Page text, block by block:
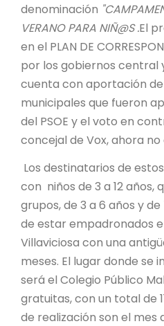
denominación
VERANO PARA NIÑ@S .El
en el PLAN DE
por los gobiernos central
cuenta con aportación
municipales que fueron
del PSOE y el voto en
concejal de Vox, ahora
Los destinatarios de
con niños de 3 a 12 años,
grupos, de 3 a 6 años y
de estar empadronados
Villaviciosa con una
meses. El lugar donde se
será el Colegio Público
gratuitas, con un total de
de realización son el mes